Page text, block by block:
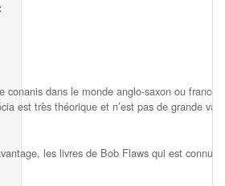
conanis dans le monde anglo-saxon ou
est très théorique et n’est pas de grande
les livres de Bob Flaws qui est connu